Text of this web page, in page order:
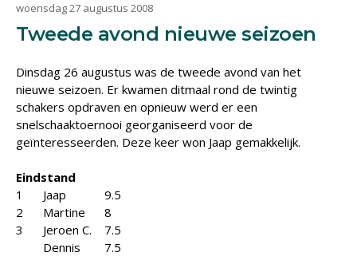
woensdag 27 augustus 2008
Tweede avond nieuwe seizoen
Dinsdag 26 augustus was de tweede avond van het
nieuwe seizoen. Er kwamen ditmaal rond de twintig
schakers opdraven en opnieuw werd er een
snelschaaktoernooi georganiseerd voor de
geïnteresseerden. Deze keer won Jaap gemakkelijk.
Eindstand
1
Jaap
9.5
2
Martine
8
3
Jeroen C. 7.5
Dennis
7.5